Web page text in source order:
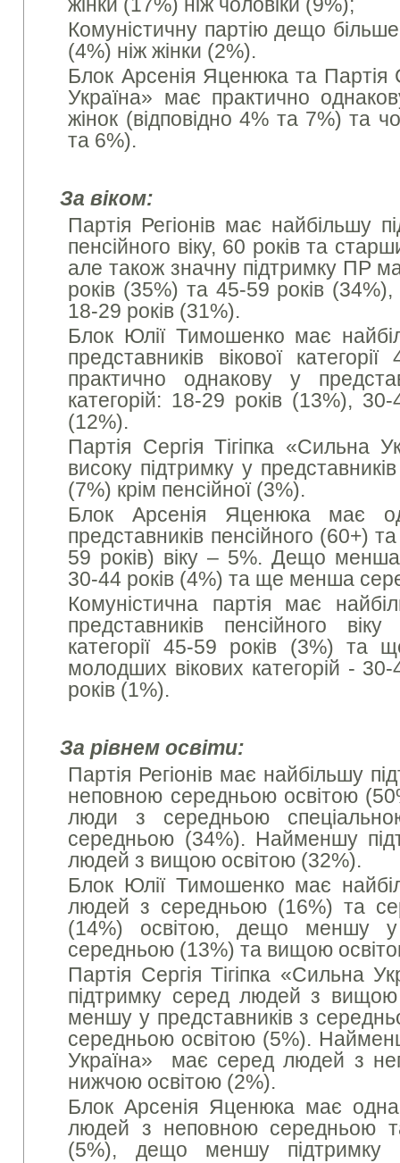
Комуністичну партію дещо
(4%) ніж жінки (2%).
Блок Арсенія Яценюка та Партія
Україна» має практично
жінок (відповідно 4% та 7%) та
та 6%).
За віком:
Партія Регіонів має найбільшу
пенсійного віку, 60 років та
але також значну підтримку ПР
років (35%) та 45-59 років
18-29 років (31%).
Блок Юлії Тимошенко має
представників вікової
практично однакову у
категорій: 18-29 років (13%),
(12%).
Партія Сергія Тігіпка «Сильна
високу підтримку у представників
(7%) крім пенсійної (3%).
Блок Арсенія Яценюка має
представників пенсійного (60+)
59 років) віку – 5%. Дещо менша
30-44 років (4%) та ще менша
Комуністична партія має
представників пенсійного
категорії 45-59 років (3%)
молодших вікових категорій -
років (1%).
За рівнем освіти:
Партія Регіонів має найбільшу
неповною середньою освітою
люди з середньою
середньою (34%). Найменшу
людей з вищою освітою (32%).
Блок Юлії Тимошенко має
людей з середньою (16%) та
(14%) освітою, дещо меншу
середньою (13%) та вищою
Партія Сергія Тігіпка «Сильна
підтримку серед людей з
меншу у представників з
середньою освітою (5%).
Україна» має серед людей з
нижчою освітою (2%).
Блок Арсенія Яценюка має
людей з неповною середньою
(5%), дещо меншу підтримку